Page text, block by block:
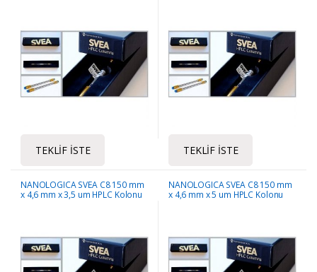
TEKLIF İSTE TEKLIF İSTE
NANOLOGICA SVEA C8 150 mm
x 4,6 mm x 3,5 um HPLC Kolonu
NANOLOGICA SVEA C8 150 mm
x 4,6 mm x 5 um HPLC Kolonu